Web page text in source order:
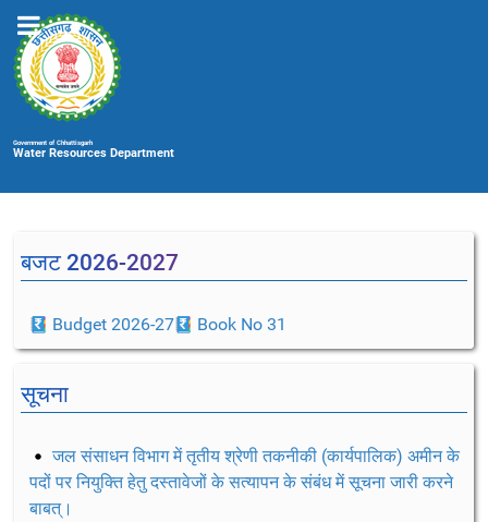
Government of Chhattisgarh
Water Resources Department
बजट 2026-2027
Budget 2026-27 Book No 31
सूचना
जल संसाधन विभाग में तृतीय श्रेणी तकनीकी (कार्यपालिक) अमीन के
पदों पर नियुक्ति हेतु दस्तावेजों के सत्यापन के संबंध में सूचना जारी करने
बाबत्।